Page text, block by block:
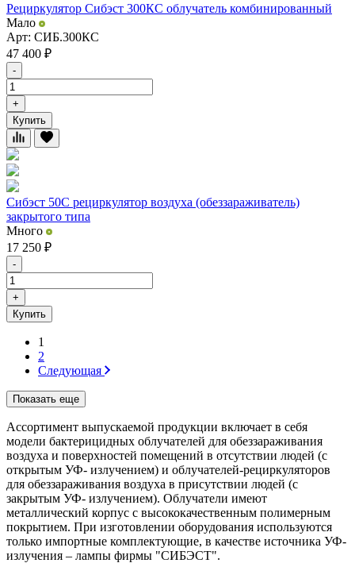
Рециркулятор Сибэст 300КС облучатель комбинированный
Мало
Арт: СИБ.300КС
47 400 ₽
-
+
Купить
Сибэст 50С рециркулятор воздуха (обеззараживатель)
закрытого типа
Много
17 250 ₽
-
+
Купить
1
2
Следующая
Показать еще
Ассортимент выпускаемой продукции включает в себя
модели бактерицидных облучателей для обеззараживания
воздуха и поверхностей помещений в отсутствии людей (с
открытым УФ- излучением) и облучателей-рециркуляторов
для обеззараживания воздуха в присутствии людей (с
закрытым УФ- излучением). Облучатели имеют
металлический корпус с высококачественным полимерным
покрытием. При изготовлении оборудования используются
только импортные комплектующие, в качестве источника УФ-
излучения – лампы фирмы "СИБЭСТ".